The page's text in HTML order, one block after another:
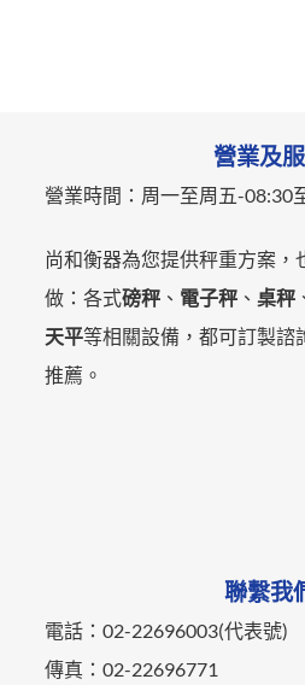
營業及
營業時間： 周一至周五-08:30
尚和衡器為您提供秤重方案，
做：各式磅秤 、 電子秤 、桌秤
天平等相關設備，都可訂製諮
推薦。
聯繫我
電話：02-22696003(代表號)
傳真：02-22696771